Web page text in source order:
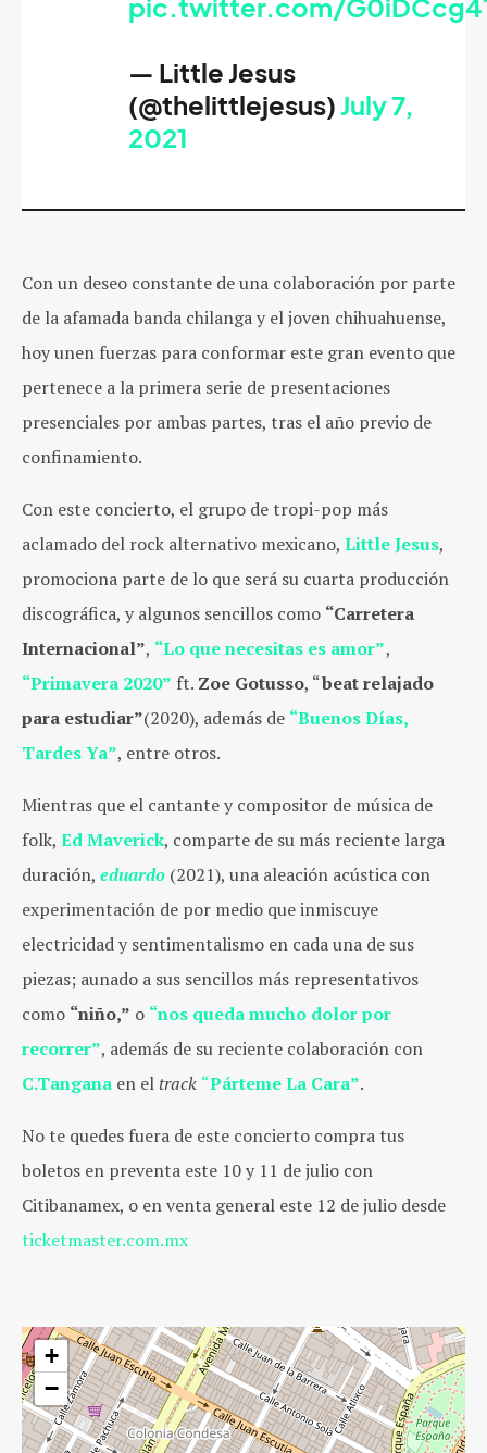
pic.twitter.com/
— Little Jesus
(@thelittlejesus) July 7,
2021
Con un deseo constante de una colaboración por parte
de la afamada banda chilanga y el joven chihuahuense,
hoy unen fuerzas para conformar este gran evento que
pertenece a la primera serie de presentaciones
presenciales por ambas partes, tras el año previo de
confinamiento.
Con este concierto, el grupo de tropi-pop más
aclamado del rock alternativo mexicano, Little Jesus,
promociona parte de lo que será su cuarta producción
discográfica, y algunos sencillos como “Carretera
Internacional”, “Lo que necesitas es amor”,
“Primavera 2020” ft. Zoe Gotusso, “beat relajado
para estudiar”(2020), además de “Buenos Días,
Tardes Ya”, entre otros.
Mientras que el cantante y compositor de música de
folk, Ed Maverick, comparte de su más reciente larga
duración, eduardo (2021), una aleación acústica con
experimentación de por medio que inmiscuye
electricidad y sentimentalismo en cada una de sus
piezas; aunado a sus sencillos más representativos
como “niño,” o “nos queda mucho dolor por
recorrer”, además de su reciente colaboración con
C.Tangana en el track “Párteme La Cara”.
No te quedes fuera de este concierto compra tus
boletos en preventa este 10 y 11 de julio con
Citibanamex, o en venta general este 12 de julio desde
ticketmaster.com.mx
+
−